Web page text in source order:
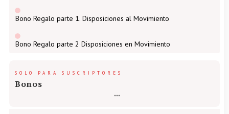
Bono Regalo parte 1. Disposiciones al Movimiento
Bono Regalo parte 2 Disposiciones en Movimiento
SOLO PARA SUSCRIPTORES
Bonos